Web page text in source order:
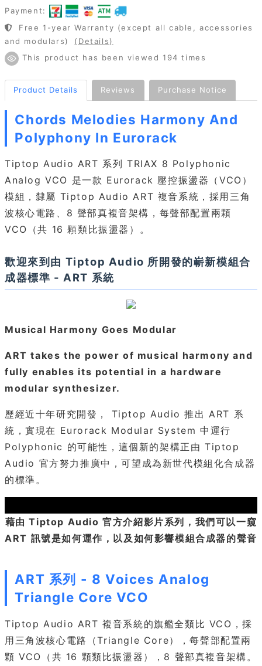
Payment:
Free 1-year Warranty (except all cable, accessories
and modulars)
(Details)
This product has been viewed 194 times
Product Details Reviews Purchase Notice
Chords Melodies Harmony And
Polyphony In Eurorack
Tiptop Audio ART 系列 TRIAX 8 Polyphonic
Analog VCO 是一款 Eurorack 壓控振盪器（VCO）
模組，隸屬 Tiptop Audio ART 複音系統，採用三角
波核心電路、8 聲部真複音架構，每聲部配置兩顆
VCO（共 16 顆類比振盪器）。
歡迎來到由 Tiptop Audio 所開發的嶄新模組合
成器標準 - ART 系統
Musical Harmony Goes Modular
ART takes the power of musical harmony and
fully enables its potential in a hardware
modular synthesizer.
歷經近十年研究開發， Tiptop Audio 推出 ART 系
統，實現在 Eurorack Modular System 中運行
Polyphonic 的可能性，這個新的架構正由 Tiptop
Audio 官方努力推廣中，可望成為新世代模組化合成器
的標準。
藉由 Tiptop Audio 官方介紹影片系列，我們可以一窺
ART 訊號是如何運作，以及如何影響模組合成器的聲音
ART 系列 - 8 Voices Analog
Triangle Core VCO
Tiptop Audio ART 複音系統的旗艦全類比 VCO，採
用三角波核心電路（Triangle Core），每聲部配置兩
顆 VCO（共 16 顆類比振盪器），8 聲部真複音架構。